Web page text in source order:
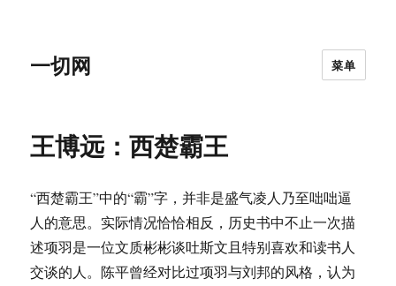
一切网 菜单
王博远：西楚霸王
“西楚霸王”中的“霸”字，并非是盛气凌人乃至咄咄逼
人的意思。实际情况恰恰相反，历史书中不止一次描
述项羽是一位文质彬彬谈吐斯文且特别喜欢和读书人
交谈的人。陈平曾经对比过项羽与刘邦的风格，认为